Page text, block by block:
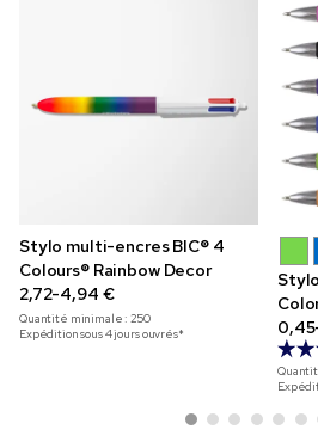
Stylo multi-encres BIC® 4
Colours® Rainbow Decor
2,72-4,94 €
Quantité minimale :250
Expédition sous 4 jours ouvrés*